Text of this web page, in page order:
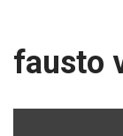
fausto